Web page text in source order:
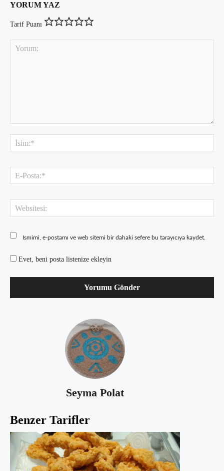
YORUM YAZ
Tarif Puanı
Ismimi, e-postamı ve web sitemi bir dahaki sefere bu tarayıcıya kaydet.
Evet, beni posta listenize ekleyin
Seyma Polat
Benzer Tarifler